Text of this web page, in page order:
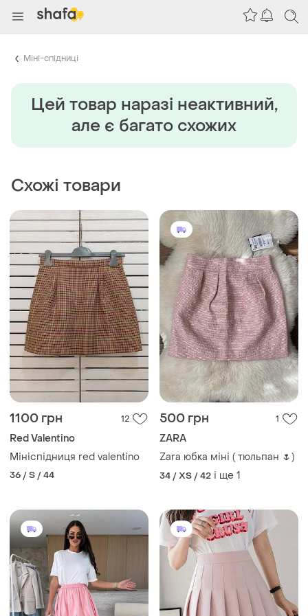
Міні-спідниці
Цей товар наразi неактивний,
але є багато схожих
Схожі товари
1100 грн 12
Red Valentino
Мініспідниця red valentino
36 / S / 44
500 грн 1
ZARA
Zara юбка міні ( тюльпан 🌷)
34 / XS / 42 і ще 1